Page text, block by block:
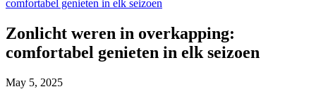
comfortabel genieten in elk seizoen
Zonlicht weren in overkapping:
comfortabel genieten in elk seizoen
May 5, 2025